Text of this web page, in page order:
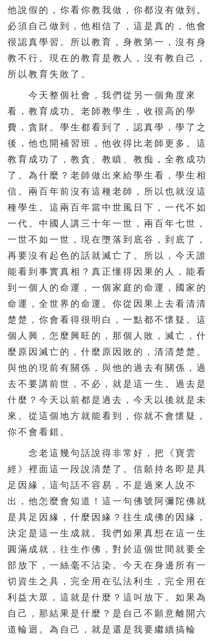
他說假的，你看你教我做，你都沒有做到。
必須自己做到，他相信了，這是真的，他會
很認真學習。所以教育，身教第一，沒有身
教不行。現在的教育是教人，沒有教自己，
所以教育失敗了。
今天整個社會，我們從另一個角度來
看，教育成功。老師教學生，收很高的學
費，貪財。學生都看到了，認真學，學了之
後，他也開補習班，他收得比老師更多。這
教育成功了，教貪、教瞋、教痴，全教成功
了。為什麼？老師做出來給學生看，學生相
信。兩百年前沒有這種老師，所以也就沒這
種學生。這兩百年當中世風日下，一代不如
一代。中國人講三十年一世，兩百年七世，
一世不如一世，現在墮落到底谷，到底了，
再要沒有起色的話就滅亡了。所以，今天誰
能看到事實真相？真正懂得因果的人，能看
到一個人的命運，一個家庭的命運，國家的
命運，全世界的命運。你從因果上去看清清
楚楚，你會看得很明白，一點都不懷疑。這
個人興，怎麼興旺的，那個人敗，滅亡，什
麼原因滅亡的，什麼原因敗的，清清楚楚。
與他的現前有關係，與他的過去有關係，過
去不要講前世，不必，就是這一生。過去是
什麼？今天以前都是過去，今天以後就是未
來。從這個地方就能看到，你就不會懷疑，
你不會看錯。
念老這幾句話說得非常好，把《寶雲
經》裡面這一段說清楚了。信願持名即是具
足因緣，這句話不容易，不是過來人說不
出，他怎麼會知道！這一句佛號阿彌陀佛就
是具足因緣，什麼因緣？往生成佛的因緣，
決定是這一生成就。我們如果真想在這一生
圓滿成就，往生作佛，對於這個世間就要全
部放下，一絲毫不沾染。今天在身邊所有一
切資生之具，完全用在弘法利生，完全用在
利益大眾，這就是什麼？這叫放下。如果為
自己，那結果是什麼？是自己不願意離開六
道輪迴。為自己，就是還是我要繼續搞輪